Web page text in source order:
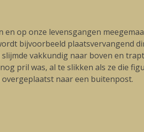
op onze levensgangen
bijvoorbeeld plaatsvervangend
vakkundig naar boven en
pril was, al te slikken als ze die
naar een buitenpost.